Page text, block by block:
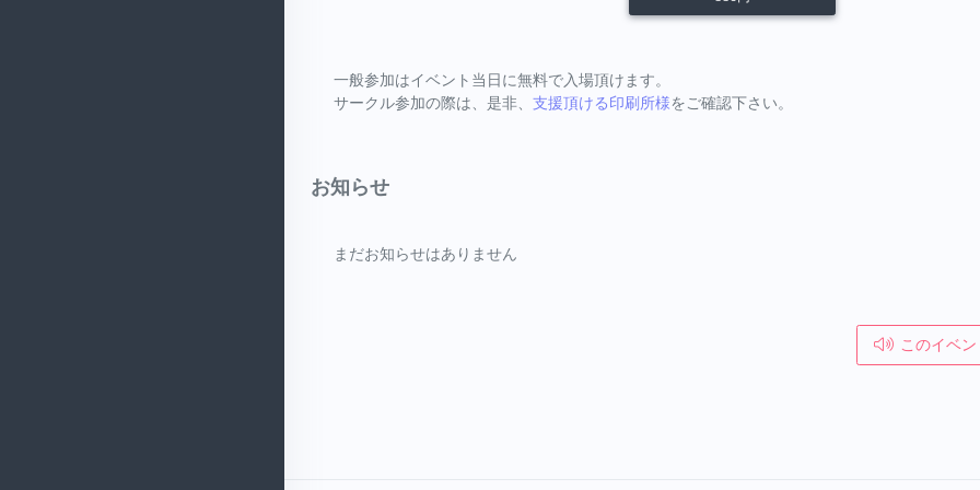
一般参加はイベント当日に無料で入場頂けます。
サークル参加の際は、是非、 支援頂ける印刷所様をご確認下さい。
お知らせ
まだお知らせはありません
このイベ